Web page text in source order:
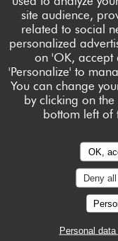
site audience,
related to social
personalized
on 'OK, accept
'Personalize' to
You can change
by clicking on
bottom left of
OK,
Deny
Personal
Menü gleichermassen!
- GUESTS 15
AMBIANCE: 5/5 FOOD: 4